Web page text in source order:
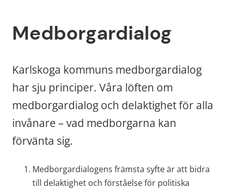
Medborgardialog
Karlskoga kommuns medborgardialog
har sju principer. Våra löften om
medborgardialog och delaktighet för alla
invånare – vad medborgarna kan
förvänta sig.
Medborgardialogens främsta syfte är att bidra
till delaktighet och förståelse för politiska